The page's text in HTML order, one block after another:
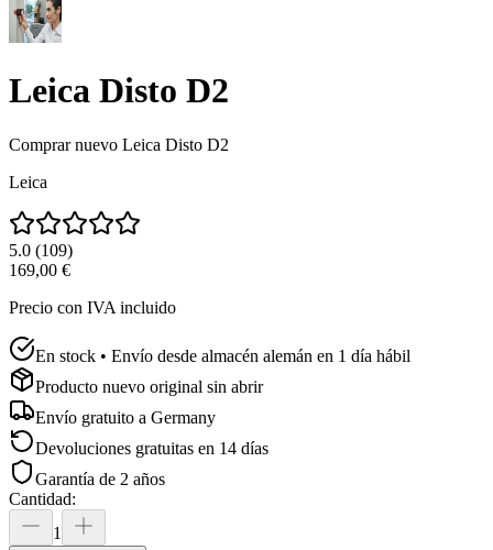
Leica Disto D2
Comprar nuevo Leica Disto D2
Leica
5.0 (109)
169,00 €
Precio con IVA incluido
En stock • Envío desde almacén alemán en 1 día hábil
Producto nuevo original sin abrir
Envío gratuito a Germany
Devoluciones gratuitas en 14 días
Garantía de 2 años
Cantidad:
1